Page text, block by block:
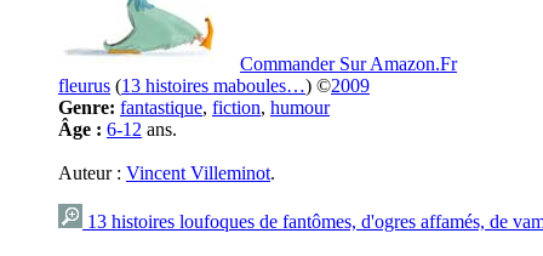
Commander Sur Amazon.Fr
fleurus (13 histoires maboules…) ©2009
Genre: fantastique, fiction, humour
Âge : 6-12 ans.
Auteur : Vincent Villeminot.
13 histoires loufoques de fantômes, d'ogres affamés, de